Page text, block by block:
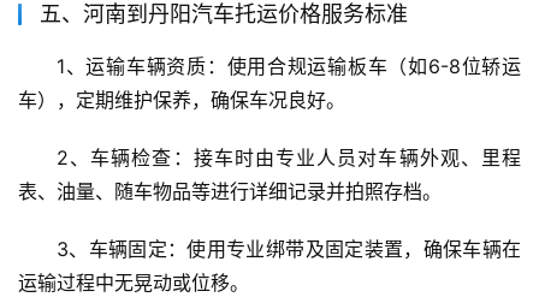
五、河南到丹阳汽车托运价格服务标准
1、运输车辆资质：使用合规运输板车（如6-8位轿运
车），定期维护保养，确保车况良好。
2、车辆检查：接车时由专业人员对车辆外观、里程
表、油量、随车物品等进行详细记录并拍照存档。
3、车辆固定：使用专业绑带及固定装置，确保车辆在
运输过程中无晃动或位移。